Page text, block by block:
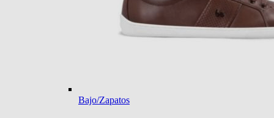
Bajo/Zapatos